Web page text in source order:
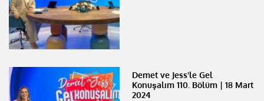
Demet ve Jess'le Gel
Konuşalım 110. Bölüm | 18 Mart
2024